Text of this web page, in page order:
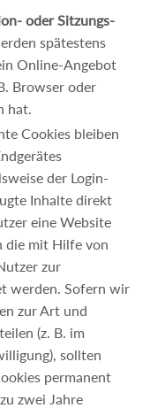
oder Sitzungs-
spätestens
Online-Angebot
Browser oder
hat.
Cookies bleiben
der Login-
Inhalte direkt
eine Website
die mit Hilfe von
zur
werden. Sofern wir
zur Art und
(z. B. im
sollten
permanent
zwei Jahre